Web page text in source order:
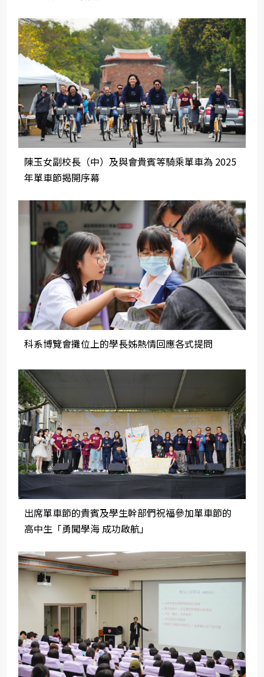
陳玉女副校長（中）及與會貴賓等騎乘單車為 2025
年單車節揭開序幕
科系博覽會攤位上的學長姊熱情回應各式提問
出席單車節的貴賓及學生幹部們祝福參加單車節的
高中生「勇闖學海 成功啟航」